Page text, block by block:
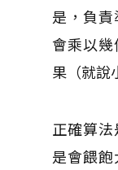
是，負
會乘以
果（就說
正確算
是會餵